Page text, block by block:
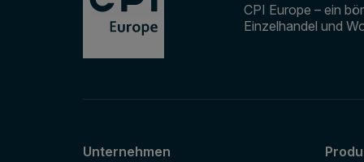
CPI Europe – ein
Einzelhandel und
Unternehmen